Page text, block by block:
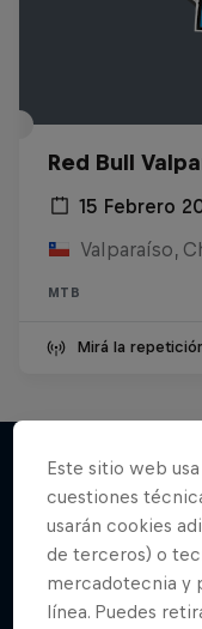
Red Bull
15 Febrero
Valparaíso,
MTB
Mirá la
Más
Este sitio web
cuestiones
usarán cookies
de terceros) o
mercadotecnia y
línea. Puedes